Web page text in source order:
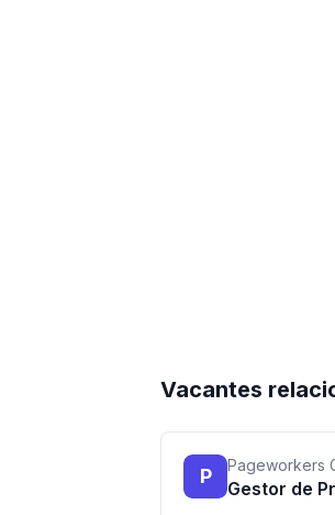
Vacantes
P Pageworkers
Gestor de